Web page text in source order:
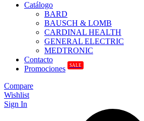
Catálogo
BARD
BAUSCH & LOMB
CARDINAL HEALTH
GENERAL ELECTRIC
MEDTRONIC
Contacto
Promociones
SALE
Compare
Wishlist
Sign In